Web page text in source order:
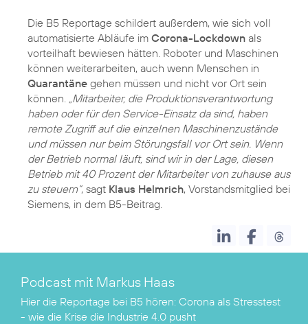
Die B5 Reportage schildert außerdem, wie sich voll
automatisierte Abläufe im Corona-Lockdown als
vorteilhaft bewiesen hätten. Roboter und Maschinen
können weiterarbeiten, auch wenn Menschen in
Quarantäne gehen müssen und nicht vor Ort sein
können.
„Mitarbeiter, die Produktionsverantwortung
haben oder für den Service-Einsatz da sind, haben
remote Zugriff auf die einzelnen Maschinenzustände
und müssen nur beim Störungsfall vor Ort sein. Wenn
der Betrieb normal läuft, sind wir in der Lage, diesen
Betrieb mit 40 Prozent der Mitarbeiter von zuhause aus
zu steuern“, sagt Klaus Helmrich, Vorstandsmitglied bei
Siemens, in dem B5-Beitrag.
Podcast mit Markus Haas
Hier die Reportage bei B5 hören: Corona als Stresstest
- wie die Krise die Industrie 4.0 pusht